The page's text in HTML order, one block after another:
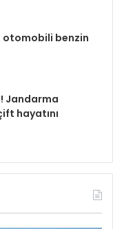
otomobili benzin
Jandarma
hayatını